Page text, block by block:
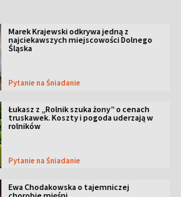
Marek Krajewski odkrywa jedną z
najciekawszych miejscowości Dolnego
Śląska
Pytanie na Śniadanie
Łukasz z „Rolnik szuka żony” o cenach
truskawek. Koszty i pogoda uderzają w
rolników
Pytanie na Śniadanie
Ewa Chodakowska o tajemniczej